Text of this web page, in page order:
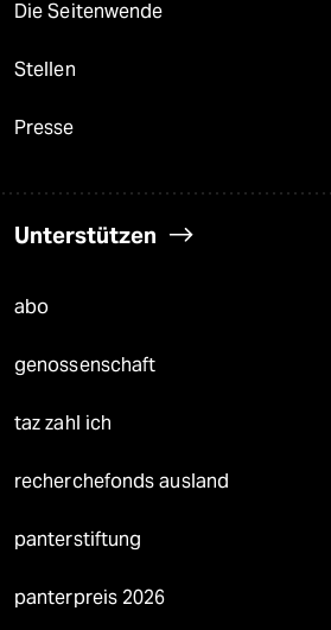
Die Seitenwende
Stellen
Presse
Unterstützen
abo
genossenschaft
taz zahl ich
recherchefonds ausland
panterstiftung
panterpreis 2026